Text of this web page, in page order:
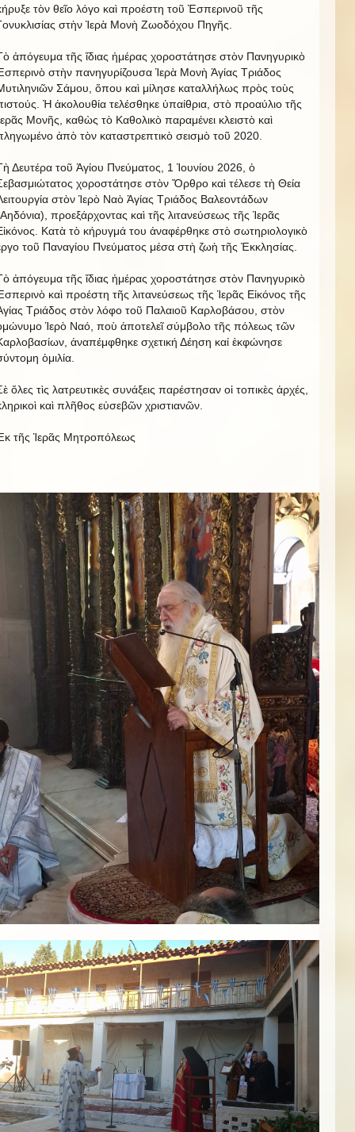
τὸν θεῖο λόγο καὶ προέστη τοῦ Ἑσπερινοῦ τῆς
στὴν Ἱερὰ Μονὴ Ζωοδόχου Πηγῆς.
ἀπόγευμα τῆς ἴδιας ἡμέρας χοροστάτησε στὸν Πανηγυρικὸ
στὴν πανηγυρίζουσα Ἱερὰ Μονὴ Ἁγίας Τριάδος
Σάμου, ὅπου καὶ μίλησε καταλλήλως πρὸς τοὺς
Ἡ ἀκολουθία τελέσθηκε ὑπαίθρια, στὸ προαύλιο τῆς
Μονῆς, καθὼς τὸ Καθολικὸ παραμένει κλειστὸ καὶ
ἀπὸ τὸν καταστρεπτικὸ σεισμὸ τοῦ 2020.
Δευτέρα τοῦ Ἁγίου Πνεύματος, 1 Ἰουνίου 2026, ὁ
χοροστάτησε στὸν Ὄρθρο καὶ τέλεσε τὴ Θεία
στὸν Ἱερὸ Ναὸ Ἁγίας Τριάδος Βαλεοντάδων
προεξάρχοντας καὶ τῆς λιτανεύσεως τῆς Ἱερᾶς
Κατὰ τὸ κήρυγμά του ἀναφέρθηκε στὸ σωτηριολογικὸ
τοῦ Παναγίου Πνεύματος μέσα στὴ ζωὴ τῆς Ἐκκλησίας.
ἀπόγευμα τῆς ἴδιας ἡμέρας χοροστάτησε στὸν Πανηγυρικὸ
καὶ προέστη τῆς λιτανεύσεως τῆς Ἱερᾶς Εἰκόνος τῆς
Τριάδος στὸν λόφο τοῦ Παλαιοῦ Καρλοβάσου, στὸν
Ἱερὸ Ναό, ποὺ ἀποτελεῖ σύμβολο τῆς πόλεως τῶν
ἀναπέμφθηκε σχετική Δέηση καί ἐκφώνησε
ὁμιλία.
ὅλες τὶς λατρευτικὲς συνάξεις παρέστησαν οἱ τοπικὲς ἀρχές,
καὶ πλῆθος εὐσεβῶν χριστιανῶν.
τῆς Ἱερᾶς Μητροπόλεως